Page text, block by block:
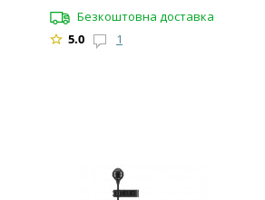
Безкоштовна доставка
5.0
1